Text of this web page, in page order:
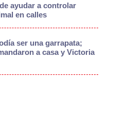
ayudar a controlar
en calles
ser una garrapata;
a casa y Victoria